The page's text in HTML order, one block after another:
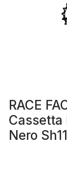
RACE
Cassetta
Nero Sh11